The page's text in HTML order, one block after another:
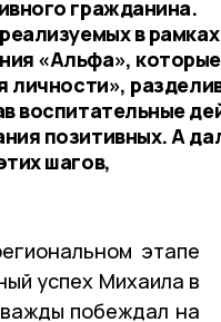
гражданина.
в
«Альфа», которые
личности»,
воспитательные
позитивных. А
шагов,
этапе
успех Михаила в
побеждал на